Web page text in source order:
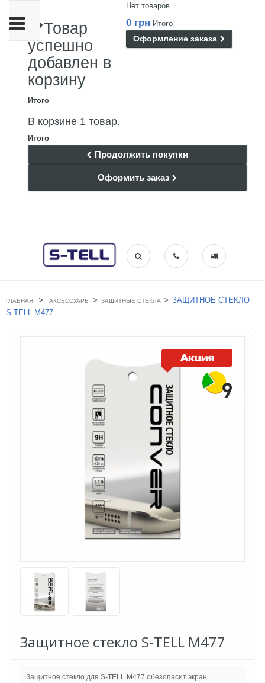
Нет товаров
0 грн Итого
Оформление заказа
Товар
успешно
добавлен в
корзину
Итого
В корзине 1 товар.
Итого
Продолжить покупки
Оформить заказ
Переключить
навигации
ГЛАВНАЯ > АКСЕССУАРЫ > ЗАЩИТНЫЕ СТЕКЛА > ЗАЩИТНОЕ СТЕКЛО
S-TELL M477
Защитное стекло S-TELL M477
Защитное стекло для S-TELL M477 обезопасит экран